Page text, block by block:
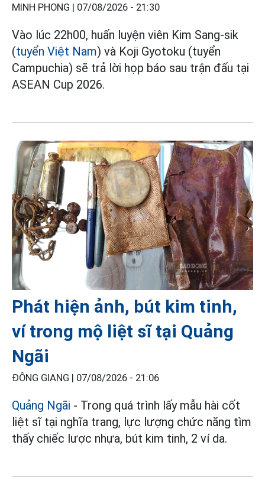
MINH PHONG | 07/08/2026 - 21:30
Vào lúc 22h00, huấn luyện viên Kim Sang-sik
(tuyển Việt Nam) và Koji Gyotoku (tuyển
Campuchia) sẽ trả lời họp báo sau trận đấu tại
ASEAN Cup 2026.
Phát hiện ảnh, bút kim tinh,
ví trong mộ liệt sĩ tại Quảng
Ngãi
ĐÔNG GIANG | 07/08/2026 - 21:06
Quảng Ngãi - Trong quá trình lấy mẫu hài cốt
liệt sĩ tại nghĩa trang, lực lượng chức năng tìm
thấy chiếc lược nhựa, bút kim tinh, 2 ví da.